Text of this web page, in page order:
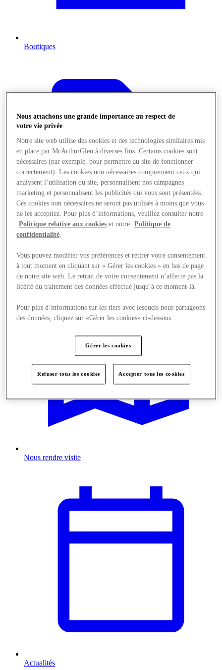
Boutiques
Nous rendre visite
Actualités
Nous attachons une grande importance au respect de
votre vie privée
Notre site web utilise des cookies et des technologies similaires mis
en place par McArthurGlen à diverses fins. Certains cookies sont
nécessaires (par exemple, pour permettre au site de fonctionner
correctement). Les cookies non nécessaires comprennent ceux qui
analysent l’utilisation du site, personnalisent nos campagnes
marketing et personnalisent les publicités qui vous sont présentées.
Ces cookies non nécessaires ne seront pas utilisés à moins que vous
ne les acceptiez. Pour plus d’informations, veuillez consulter notre
Politique relative aux cookies et notre
Politique de
confidentialité.
Vous pouvez modifier vos préférences et retirer votre consentement
à tout moment en cliquant sur « Gérer les cookies » en bas de page
de notre site web. Le retrait de votre consentement n’affecte pas la
licéité du traitement des données effectué jusqu’à ce moment-là.
Pour plus d’informations sur les tiers avec lesquels nous partageons
des données, cliquez sur «Gérer les cookies» ci-dessous.
Gérer les cookies
Refuser tous les cookies Accepter tous les cookies